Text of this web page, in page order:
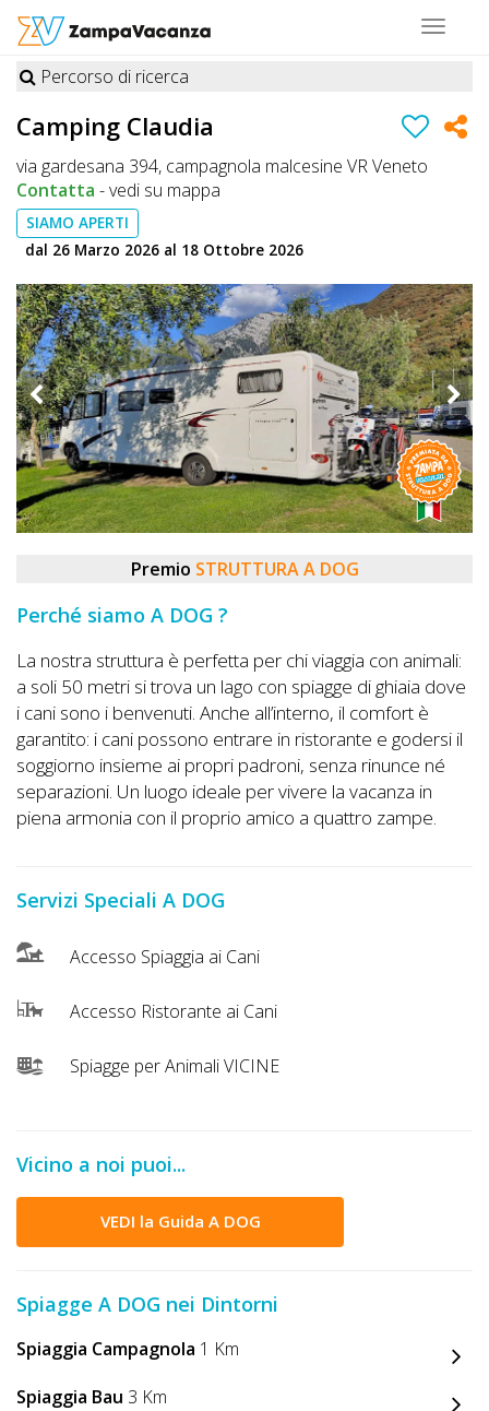
Toggle
STRUTTURE
DOG
LUOGHI
A
DOG
OFFERTE
A
DOG
INFO
DOG
CHIEDI
CODICE
SCONTO
Video
Tutorial
con
Noi
Accedi
Registrati
Percorso di ricerca
Camping Claudia
via gardesana 394, campagnola malcesine VR Veneto
Contatta -vedi su mappa
SIAMO APERTI
dal 26 Marzo 2026 al 18 Ottobre 2026
Premio STRUTTURA A DOG
Perché siamo A DOG ?
La nostra struttura è perfetta per chi viaggia con animali:
a soli 50 metri si trova un lago con spiagge di ghiaia dove
i cani sono i benvenuti. Anche all’interno, il comfort è
garantito: i cani possono entrare in ristorante e godersi il
soggiorno insieme ai propri padroni, senza rinunce né
separazioni. Un luogo ideale per vivere la vacanza in
piena armonia con il proprio amico a quattro zampe.
Servizi Speciali A DOG
Accesso Spiaggia ai Cani
Accesso Ristorante ai Cani
Spiagge per Animali VICINE
Vicino a noi puoi...
VEDI la Guida A DOG
Spiagge A DOG nei Dintorni
Spiaggia Campagnola 1 Km
Spiaggia Bau 3 Km